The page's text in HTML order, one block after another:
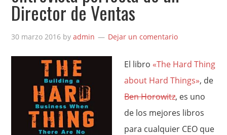
Director de Ventas
30 marzo 2016 byadmin Dejar un comentario
El libro «The Hard Thing
about Hard Things», de
Ben Horowitz, es uno
de los mejores libros
para cualquier CEO que